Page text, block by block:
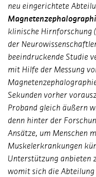
neu eingerichtete
klinische Hirnforschung
der
beeindruckende Studie
mit Hilfe der Messung
Sekunden vorher
Proband gleich äußern
denn hinter der
Ansätze, um Menschen
Muskelerkrankungen
Unterstützung anbieten
womit sich die Abteilung